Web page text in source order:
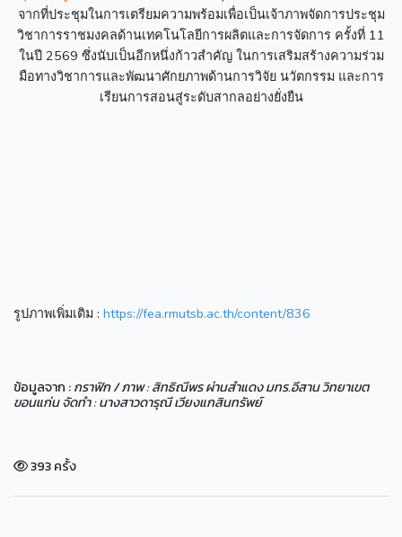
จากที่ประชุมในการเตรียมความพร้อมเพื่อเป็นเจ้าภาพจัดการประชุม
วิชาการราชมงคลด้านเทคโนโลยีการผลิตและการจัดการ ครั้งที่ 11
ในปี 2569 ซึ่งนับเป็นอีกหนึ่งก้าวสำคัญ ในการเสริมสร้างความร่วม
มือทางวิชาการและพัฒนาศักยภาพด้านการวิจัย นวัตกรรม และการ
เรียนการสอนสู่ระดับสากลอย่างยั่งยืน
รูปภาพเพิ่มเติม : https://fea.rmutsb.ac.th/content/836
ข้อมูลจาก :กราฟิก / ภาพ : สิทธิณีพร ผ่านสำแดง มทร.อีสาน วิทยาเขต
ขอนแก่น จัดทำ : นางสาวดารุณี เวียงแกสินทรัพย์
393 ครั้ง